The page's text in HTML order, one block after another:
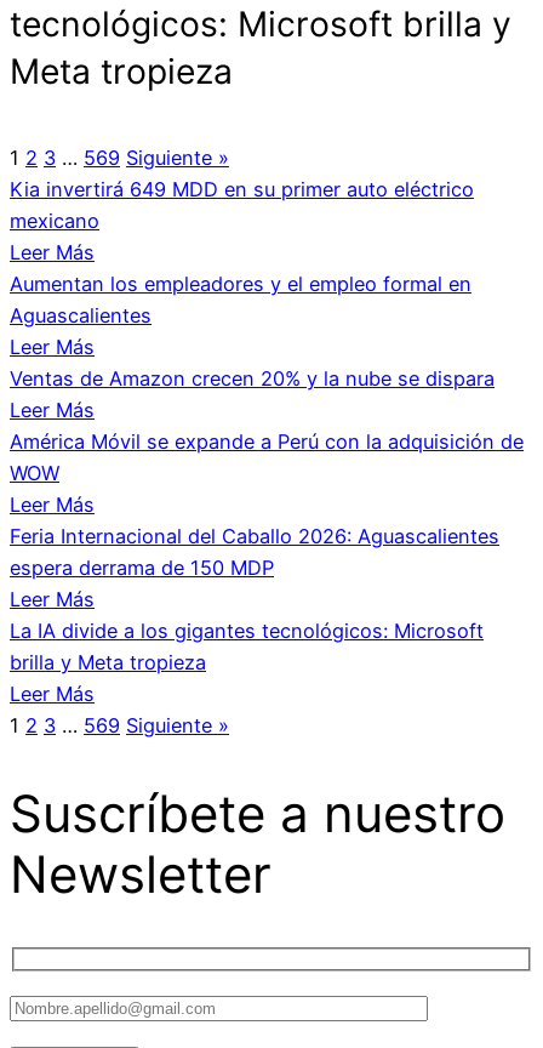
tecnológicos: Microsoft brilla y
Meta tropieza
1 2 3 … 569 Siguiente »
Kia invertirá 649 MDD en su primer auto eléctrico
mexicano
Leer Más
Aumentan los empleadores y el empleo formal en
Aguascalientes
Leer Más
Ventas de Amazon crecen 20% y la nube se dispara
Leer Más
América Móvil se expande a Perú con la adquisición de
WOW
Leer Más
Feria Internacional del Caballo 2026: Aguascalientes
espera derrama de 150 MDP
Leer Más
La IA divide a los gigantes tecnológicos: Microsoft
brilla y Meta tropieza
Leer Más
1 2 3 … 569 Siguiente »
Suscríbete a nuestro
Newsletter